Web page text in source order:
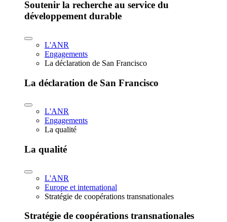
Soutenir la recherche au service du
développement durable
L'ANR
Engagements
La déclaration de San Francisco
La déclaration de San Francisco
L'ANR
Engagements
La qualité
La qualité
L'ANR
Europe et international
Stratégie de coopérations transnationales
Stratégie de coopérations transnationales